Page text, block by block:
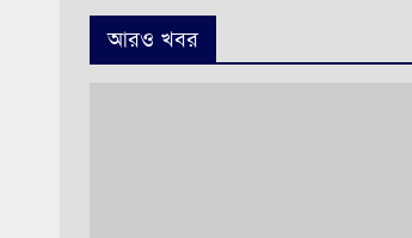
আরও খবর